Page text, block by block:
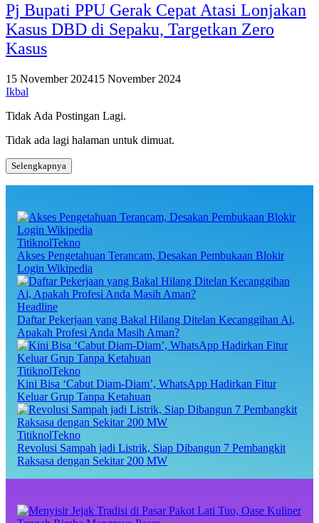
Pj Bupati PPU Gerak Cepat Atasi Lonjakan
Kasus DBD di Sepaku, Targetkan Zero
Kasus
15 November 202415 November 2024
Ikbal
Tidak Ada Postingan Lagi.
Tidak ada lagi halaman untuk dimuat.
Selengkapnya
TitiknolTekno
Akses Pengetahuan Terancam, Desakan Pembukaan Blokir
Login Wikipedia
Headline
Daftar Pekerjaan yang Bakal Hilang Ditelan Kecanggihan Ai,
Apakah Profesi Anda Masih Aman?
TitiknolTekno
Kini Bisa ‘Cabut Diam-Diam’, WhatsApp Hadirkan Fitur
Keluar Grup Tanpa Ketahuan
TitiknolTekno
Revolusi Sampah jadi Listrik, Siap Dibangun 7 Pembangkit
Raksasa dengan Sekitar 200 MW